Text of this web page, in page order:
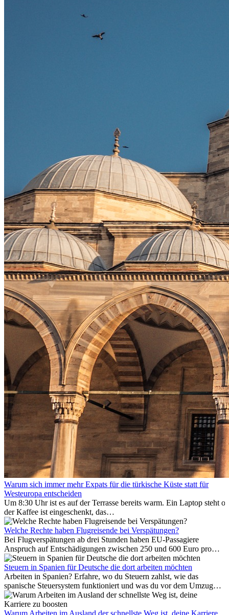
Warum sich immer mehr Expats für die türkische Küste statt für
Westeuropa entscheiden
Um 8:30 Uhr ist es auf der Terrasse bereits warm. Ein Laptop steht
der Kaffee ist eingeschenkt, das
Meer ist nur wenige Meter entfernt. Für viele Expats in
Antalya ist das kein Urlaub. So beginnt ihr Alltag.
Welche Rechte haben Flugreisende bei Verspätungen?
Bei Flugverspätungen ab drei Stunden haben EU-Passagiere
Anspruch auf Entschädigungen zwischen 250 und 600 Euro pro
Person – gestaffelt nach Flugdistanz. Zusätzlich können entstandene
Folgekosten wie Hotelübernachtungen oder verpasste
Anschlussflüge erstattet werden. Bereits ab zwei Stunden
Verspätung muss die Airline Verpflegung und
Kommunikationsmöglichkeiten bereitstellen. Verweigert die
Fluggesellschaft die Zahlung, ist das nicht das letzte Wort:
Steuern in Spanien für Deutsche die dort arbeiten möchten
Arbeiten in Spanien? Erfahre, wo du Steuern zahlst, wie das
spanische Steuersystem funktioniert und was du vor dem Umzug
beachten musst.